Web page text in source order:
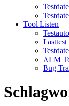
Tool Listen
Lasttest
ALM
Bug